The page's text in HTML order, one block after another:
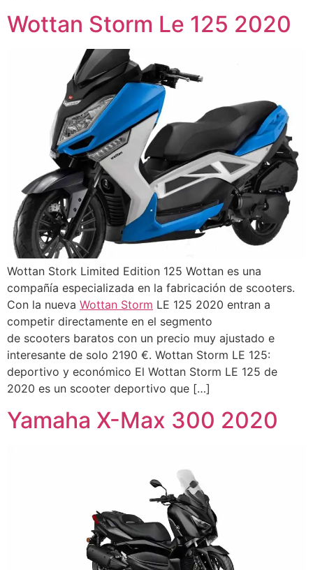
Wottan Storm Le 125 2020
Wottan Stork Limited Edition 125 Wottan es una
compañía especializada en la fabricación de scooters.
Con la nueva Wottan Storm LE 125 2020 entran a
competir directamente en el segmento
de scooters baratos con un precio muy ajustado e
interesante de solo 2190 €. Wottan Storm LE 125:
deportivo y económico El Wottan Storm LE 125 de
2020 es un scooter deportivo que […]
Yamaha X-Max 300 2020